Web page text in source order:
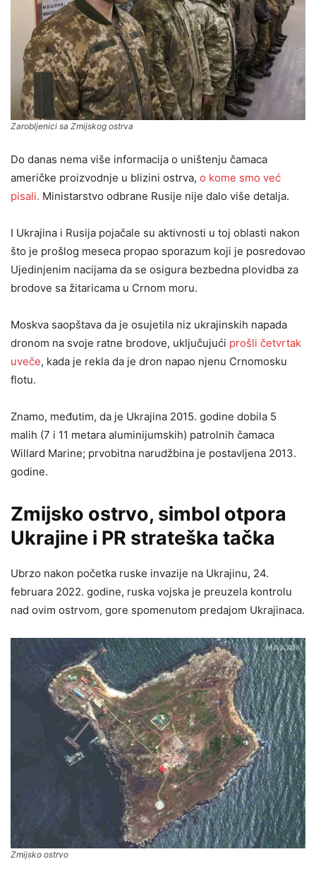
Zarobljenici sa Zmijskog ostrva
Do danas nema više informacija o uništenju čamaca
američke proizvodnje u blizini ostrva, o kome smo već
pisali. Ministarstvo odbrane Rusije nije dalo više detalja.
I Ukrajina i Rusija pojačale su aktivnosti u toj oblasti nakon
što je prošlog meseca propao sporazum koji je posredovao
Ujedinjenim nacijama da se osigura bezbedna plovidba za
brodove sa žitaricama u Crnom moru.
Moskva saopštava da je osujetila niz ukrajinskih napada
dronom na svoje ratne brodove, uključujući prošli četvrtak
uveče, kada je rekla da je dron napao njenu Crnomosku
flotu.
Znamo, međutim, da je Ukrajina 2015. godine dobila 5
malih (7 i 11 metara aluminijumskih) patrolnih čamaca
Willard Marine; prvobitna narudžbina je postavljena 2013.
godine.
Zmijsko ostrvo, simbol otpora
Ukrajine i PR strateška tačka
Ubrzo nakon početka ruske invazije na Ukrajinu, 24.
februara 2022. godine, ruska vojska je preuzela kontrolu
nad ovim ostrvom, gore spomenutom predajom Ukrajinaca.
Zmijsko ostrvo